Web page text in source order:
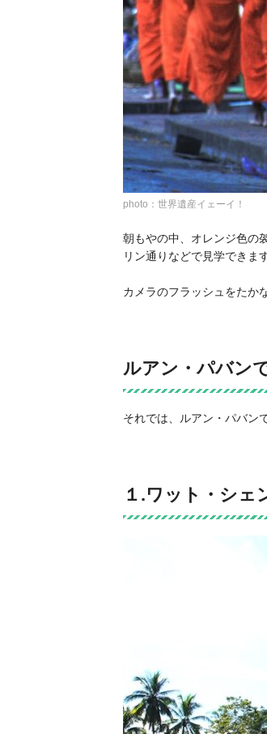
photo：世界遺産イェーイ！
朝もやの中、オレンジ色の
リン通りなどで見学できます
カメラのフラッシュをたか
ルアン・パバン
それでは、ルアン・パバン
１.ワット・シェ